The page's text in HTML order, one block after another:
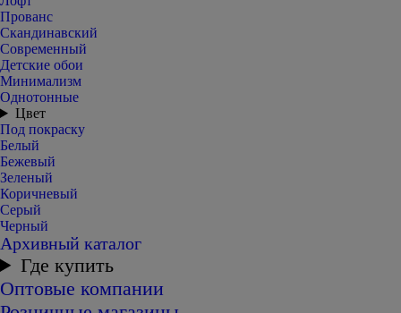
Прованс
Скандинавский
Современный
Детские обои
Минимализм
Однотонные
Цвет
Под покраску
Белый
Бежевый
Зеленый
Коричневый
Серый
Черный
Архивный каталог
Где купить
Оптовые компании